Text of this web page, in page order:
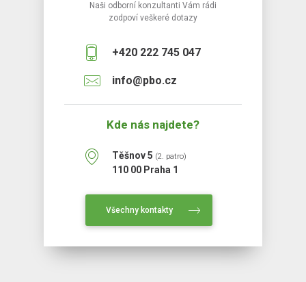
Naši odborní konzultanti Vám rádi
zodpoví veškeré dotazy
+420 222 745 047
info@pbo.cz
Kde nás najdete?
Těšnov 5 (2. patro)
110 00 Praha 1
Všechny kontakty